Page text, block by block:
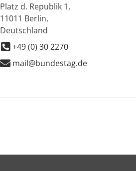
Platz d. Republik 1,
11011 Berlin,
Deutschland
+49 (0) 30 2270
mail@bundestag.de